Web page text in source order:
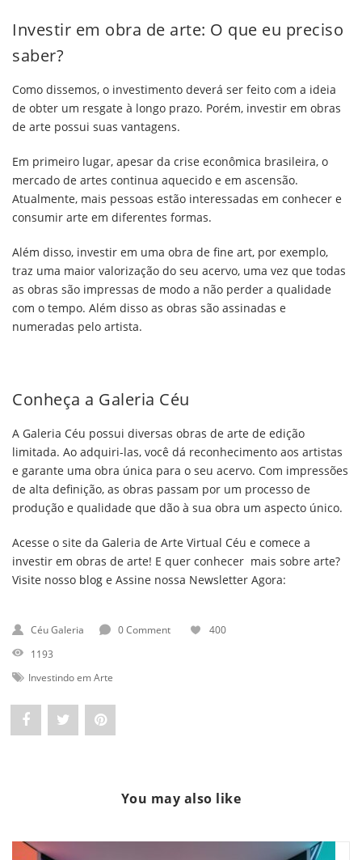
Investir em obra de arte: O que eu preciso
saber?
Como dissemos, o investimento deverá ser feito com a ideia
de obter um resgate à longo prazo. Porém, investir em obras
de arte possui suas vantagens.
Em primeiro lugar, apesar da crise econômica brasileira, o
mercado de artes continua aquecido e em ascensão.
Atualmente, mais pessoas estão interessadas em conhecer e
consumir arte em diferentes formas.
Além disso, investir em uma obra de fine art, por exemplo,
traz uma maior valorização do seu acervo, uma vez que todas
as obras são impressas de modo a não perder a qualidade
com o tempo. Além disso as obras são assinadas e
numeradas pelo artista.
Conheça a Galeria Céu
A Galeria Céu possui diversas obras de arte de edição
limitada. Ao adquiri-las, você dá reconhecimento aos artistas
e garante uma obra única para o seu acervo. Com impressões
de alta definição, as obras passam por um processo de
produção e qualidade que dão à sua obra um aspecto único.
Acesse o site da Galeria de Arte Virtual Céu e comece a
investir em obras de arte! E quer conhecer mais sobre arte?
Visite nosso blog e Assine nossa Newsletter Agora:
Céu Galeria 0 Comment
400
1193
Investindo em Arte
Share
de
Post
obra
Pin
de
You may also like